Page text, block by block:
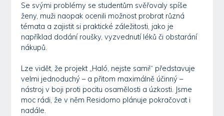
Se svými problémy se studentům svěřovaly spíše
ženy, muži naopak ocenili možnost probrat různá
témata a zajistit si praktické záležitosti, jako je
například dodání roušky, vyzvednutí léků či obstarání
nákupů.
Lze vidět, že projekt „Haló, nejste sami!“ představuje
velmi jednoduchý – a přitom maximálně účinný –
nástroj v boji proti pocitu osamělosti a úzkosti. Jsme
moc rádi, že v něm Residomo plánuje pokračovat i
nadále.